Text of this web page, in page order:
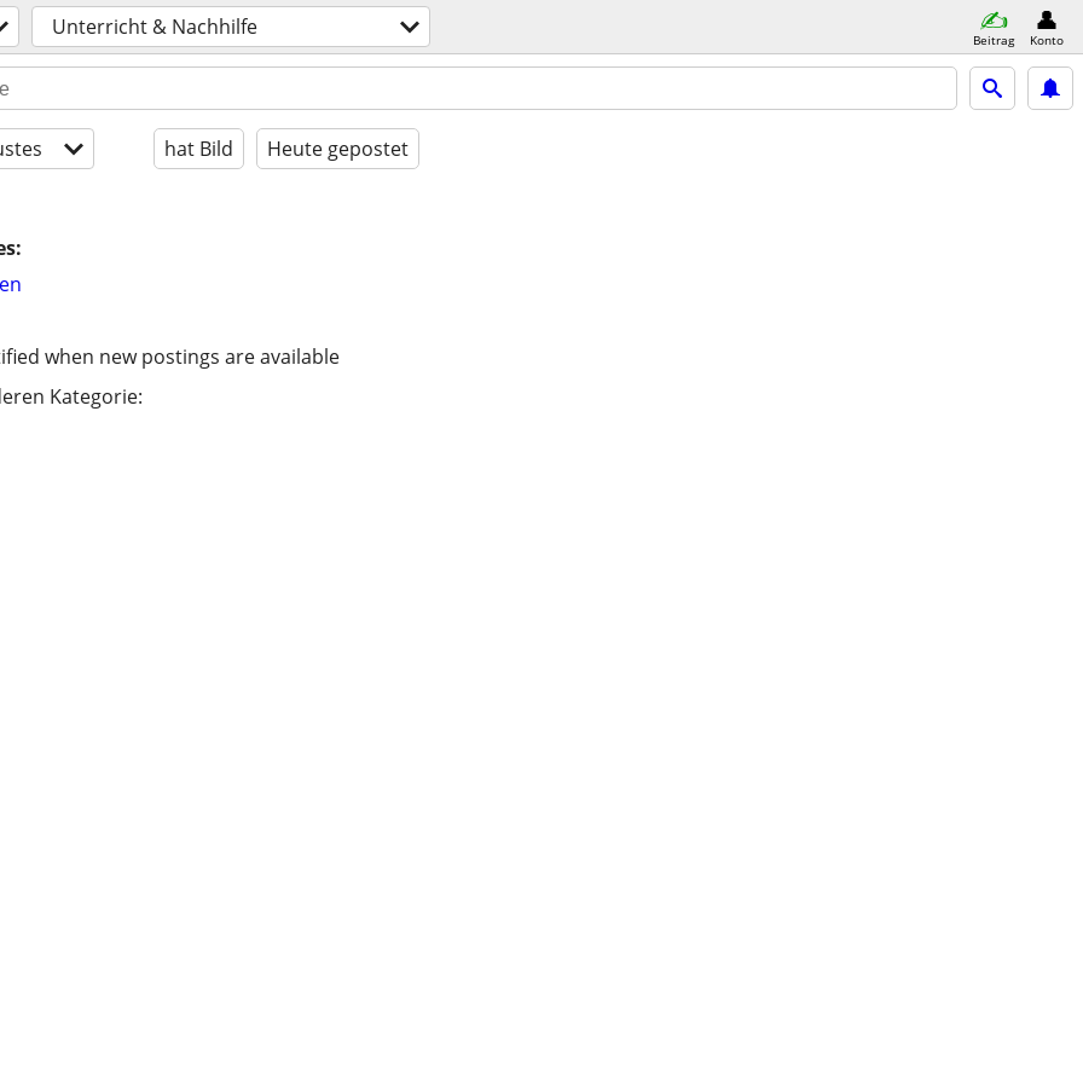
Unterricht & Nachhilfe Beitrag Konto
hat Bild Heute gepostet
when new postings are available
Kategorie: